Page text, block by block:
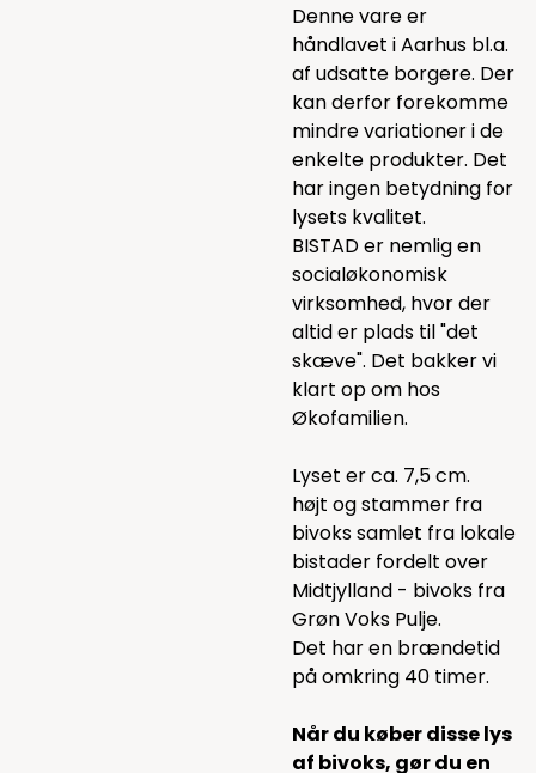
Denne vare er
håndlavet i Aarhus bl.a.
af udsatte borgere. Der
kan derfor forekomme
mindre variationer i de
enkelte produkter. Det
har ingen betydning for
lysets kvalitet.
BISTAD er nemlig en
socialøkonomisk
virksomhed, hvor der
altid er plads til "det
skæve". Det bakker vi
klart op om hos
Økofamilien.
Lyset er ca. 7,5 cm.
højt og stammer fra
bivoks samlet fra lokale
bistader fordelt over
Midtjylland - bivoks fra
Grøn Voks Pulje.
Det har en brændetid
på omkring 40 timer.
Når du køber disse lys
af bivoks, gør du en